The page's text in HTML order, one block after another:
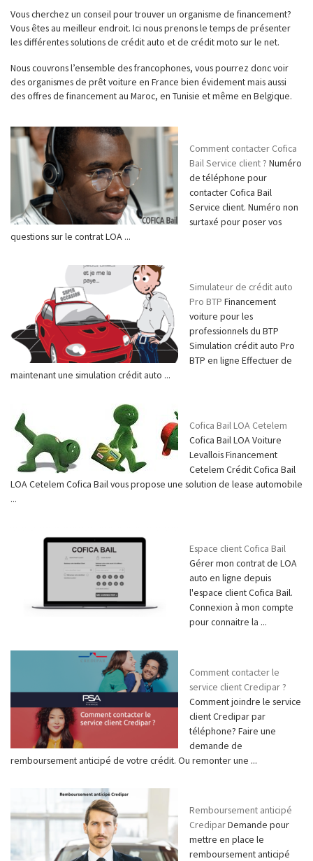
Vous cherchez un conseil pour trouver un organisme de financement?
Vous êtes au meilleur endroit. Ici nous prenons le temps de présenter
les différentes solutions de crédit auto et de crédit moto sur le net.
Nous couvrons l’ensemble des francophones, vous pourrez donc voir
des organismes de prêt voiture en France bien évidement mais aussi
des offres de financement au Maroc, en Tunisie et même en Belgique.
Comment contacter Cofica
Bail Service client ? Numéro
de téléphone pour
contacter Cofica Bail
Service client. Numéro non
surtaxé pour poser vos
questions sur le contrat LOA ...
Simulateur de crédit auto
Pro BTP Financement
voiture pour les
professionnels du BTP
Simulation crédit auto Pro
BTP en ligne Effectuer de
maintenant une simulation crédit auto ...
Cofica Bail LOA Cetelem
Cofica Bail LOA Voiture
Levallois Financement
Cetelem Crédit Cofica Bail
LOA Cetelem Cofica Bail vous propose une solution de lease automobile
...
Espace client Cofica Bail
Gérer mon contrat de LOA
auto en ligne depuis
l'espace client Cofica Bail.
Connexion à mon compte
pour connaitre la ...
Comment contacter le
service client Credipar ?
Comment joindre le service
client Credipar par
téléphone? Faire une
demande de
remboursement anticipé de votre crédit. Ou remonter une ...
Remboursement anticipé
CrediparDemande pour
mettre en place le
remboursement anticipé